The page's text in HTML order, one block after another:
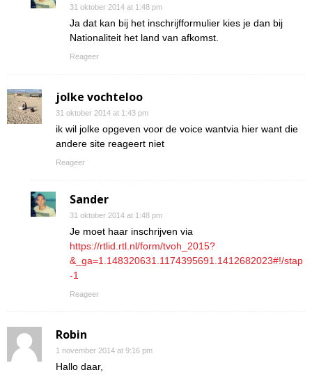
31 oktober 2014 at 1:48 pm
Ja dat kan bij het inschrijfformulier kies je dan bij
Nationaliteit het land van afkomst.
Reageer
jolke vochteloo
31 oktober 2014 at 1:43 pm
ik wil jolke opgeven voor de voice wantvia hier want die
andere site reageert niet
Reageer
Sander
31 oktober 2014 at 1:48 pm
Je moet haar inschrijven via
https://rtlid.rtl.nl/form/tvoh_2015?
&_ga=1.148320631.1174395691.1412682023#!/stap
-1
Reageer
Robin
1 november 2014 at 9:16 pm
Hallo daar,